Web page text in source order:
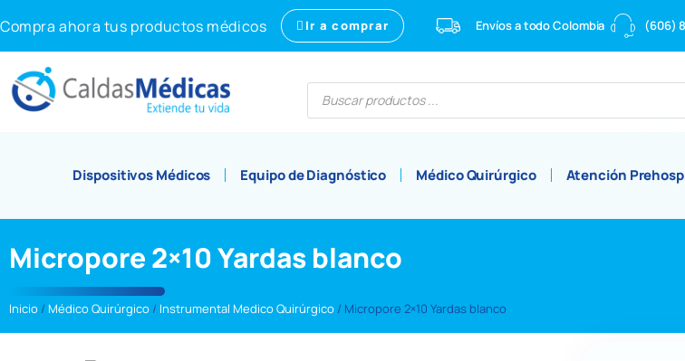
Compra ahora tus productos médicos Ir a comprar Envíos a todo Colombia (606)
Dispositivos Médicos Equipo de Diagnóstico Médico Quirúrgico Atención
Micropore 2×10 Yardas blanco
Inicio / Médico Quirúrgico / Instrumental Medico Quirúrgico / Micropore 2×10 Yardas blanco